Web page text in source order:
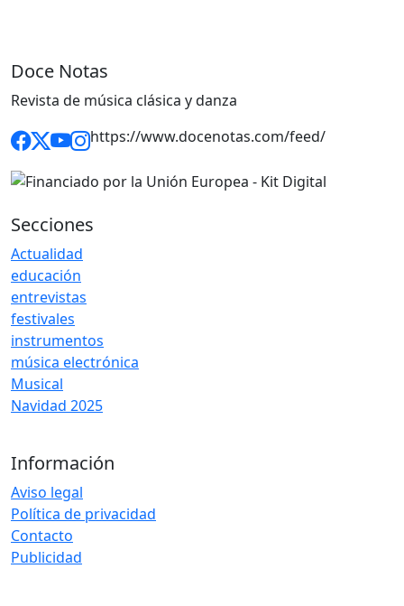
Doce Notas
Revista de música clásica y danza
https://www.docenotas.com/feed/
Secciones
Actualidad
educación
entrevistas
festivales
instrumentos
música electrónica
Musical
Navidad 2025
Información
Aviso legal
Política de privacidad
Contacto
Publicidad